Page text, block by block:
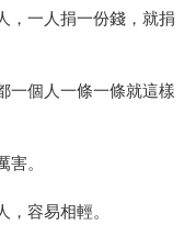
，一人捐一份錢，就捐
一個人一條一條就這樣
。
容易相輕。